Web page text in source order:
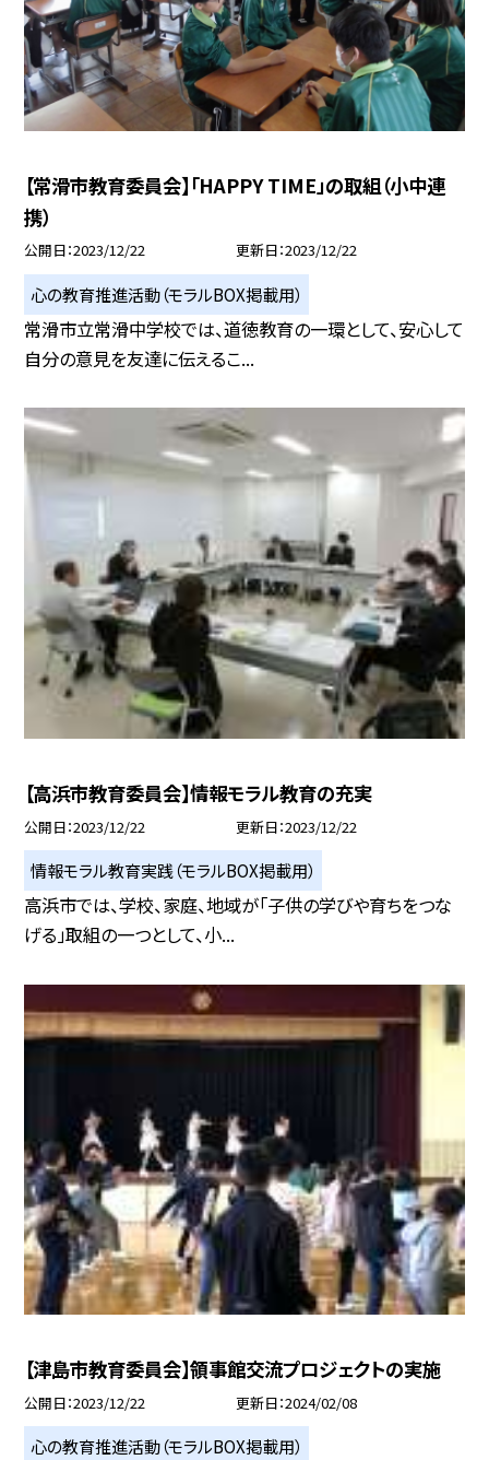
【常滑市教育委員会】「HAPPY TIME」の取組（小中連
携）
公開日 2023/12/22 更新日 2023/12/22
心の教育推進活動（モラルBOX掲載用）
常滑市立常滑中学校では、道徳教育の一環として、安心して
自分の意見を友達に伝えるこ...
【高浜市教育委員会】情報モラル教育の充実
公開日 2023/12/22 更新日 2023/12/22
情報モラル教育実践（モラルBOX掲載用）
高浜市では、学校、家庭、地域が「子供の学びや育ちをつな
げる」取組の一つとして、小...
【津島市教育委員会】領事館交流プロジェクトの実施
公開日 2023/12/22 更新日 2024/02/08
心の教育推進活動（モラルBOX掲載用）